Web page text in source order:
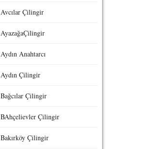
Avcılar Çilingir
AyazağaÇilingir
Aydın Anahtarcı
Aydın Çilingir
Bağcılar Çilingir
BAhçelievler Çilingir
Bakırköy Çilingir